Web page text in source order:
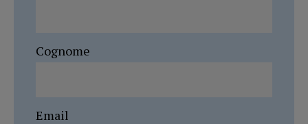
Cognome
Email